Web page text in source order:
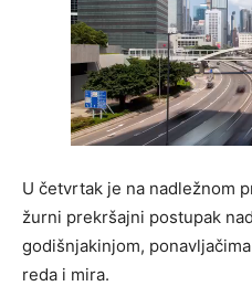
U četvrtak je na nadležnom
žurni prekršajni postupak
godišnjakinjom,
reda i mira.